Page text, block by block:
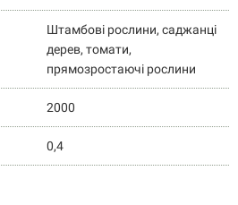
Штамбові рослини, саджанці
дерев, томати,
прямозростаючі рослини
2000
0,4